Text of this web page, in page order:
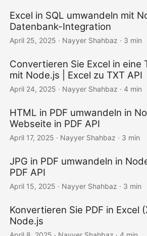
Excel in SQL umwandeln mit
Datenbank-Integration
April 25, 2025 · Nayyer Shahbaz · 3 min
Convertieren Sie Excel in eine
mit Node.js | Excel zu TXT API
April 24, 2025 · Nayyer Shahbaz · 4 min
HTML in PDF umwandeln in
Webseite in PDF API
April 17, 2025 · Nayyer Shahbaz · 3 min
JPG in PDF umwandeln in
PDF API
April 15, 2025 · Nayyer Shahbaz · 3 min
Konvertieren Sie PDF in Excel
Node.js